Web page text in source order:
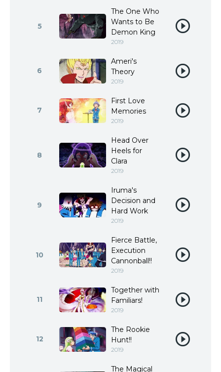
5
The One Who
Wants to Be
Demon King
2019
6
Ameri's
Theory
2019
7
First Love
Memories
2019
8
Head Over
Heels for
Clara
2019
9
Iruma's
Decision and
Hard Work
2019
10
Fierce Battle,
Execution
Cannonball!!
2019
11
Together with
Familiars!
2019
12
The Rookie
Hunt!!
2019
The Magical